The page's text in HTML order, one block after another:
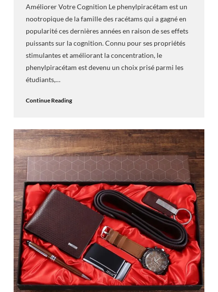
Améliorer Votre Cognition Le phenylpiracétam est un
nootropique de la famille des racétams qui a gagné en
popularité ces dernières années en raison de ses effets
puissants sur la cognition. Connu pour ses propriétés
stimulantes et améliorant la concentration, le
phenylpiracétam est devenu un choix prisé parmi les
étudiants,…
Continue Reading